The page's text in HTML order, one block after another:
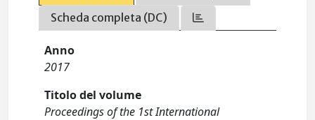
Scheda completa (DC)
Anno
2017
Titolo del volume
Proceedings of the 1st International